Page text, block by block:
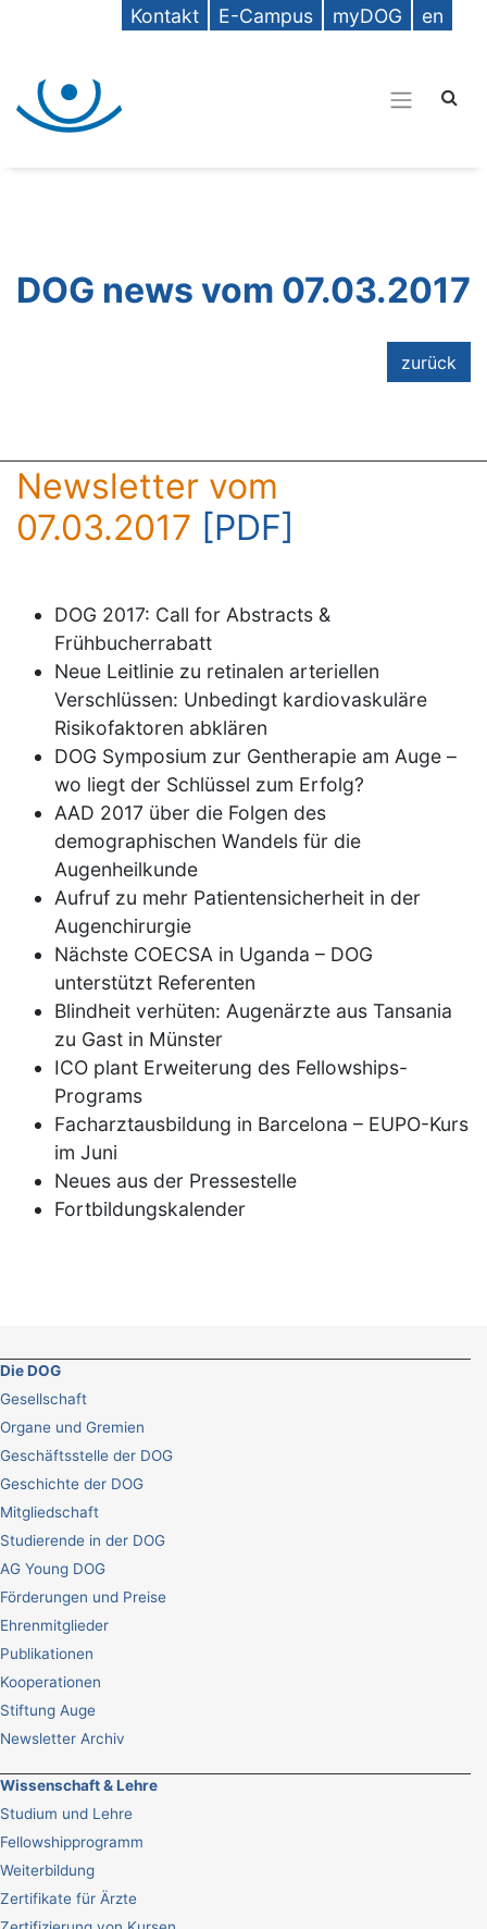
Kontakt E-Campus myDOG en
DOG news vom 07.03.2017
zurück
Newsletter vom
07.03.2017 [PDF]
DOG 2017: Call for Abstracts &
Frühbucherrabatt
Neue Leitlinie zu retinalen arteriellen
Verschlüssen: Unbedingt kardiovaskuläre
Risikofaktoren abklären
DOG Symposium zur Gentherapie am Auge –
wo liegt der Schlüssel zum Erfolg?
AAD 2017 über die Folgen des
demographischen Wandels für die
Augenheilkunde
Aufruf zu mehr Patientensicherheit in der
Augenchirurgie
Nächste COECSA in Uganda – DOG
unterstützt Referenten
Blindheit verhüten: Augenärzte aus Tansania
zu Gast in Münster
ICO plant Erweiterung des Fellowships-
Programs
Facharztausbildung in Barcelona – EUPO-Kurs
im Juni
Neues aus der Pressestelle
Fortbildungskalender
Die DOG
Gesellschaft
Organe und Gremien
Geschäftsstelle der DOG
Geschichte der DOG
Mitgliedschaft
Studierende in der DOG
AG Young DOG
Förderungen und Preise
Ehrenmitglieder
Publikationen
Kooperationen
Stiftung Auge
Newsletter Archiv
Wissenschaft & Lehre
Studium und Lehre
Fellowshipprogramm
Weiterbildung
Zertifikate für Ärzte